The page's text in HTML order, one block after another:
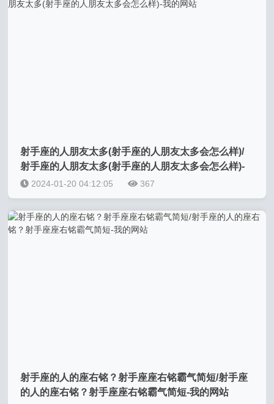
射手座的人朋友太多(射手座的人朋友太多会怎么样)/
射手座的人朋友太多(射手座的人朋友太多会怎么样)-
我的网站
2024-01-20 04:12:05 367
射手座的人的座右铭？射手座座右铭霸气简短/射手座
的人的座右铭？射手座座右铭霸气简短-我的网站